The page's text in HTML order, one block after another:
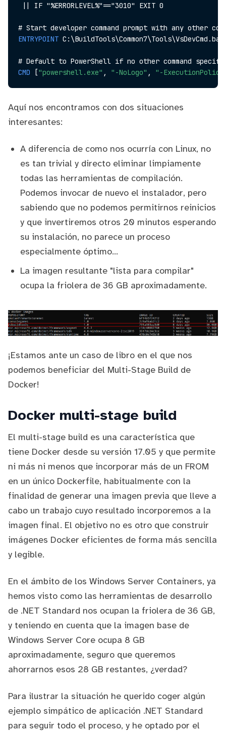
|| IF "%ERRORLEVEL%"=="3010" EXIT 0
ENTRYPOINT
CMD ["powershell.exe" , "-NoLogo" , "-
Aquí nos encontramos con dos situaciones
interesantes:
A diferencia de como nos ocurría con Linux, no
es tan trivial y directo eliminar limpiamente
todas las herramientas de compilación.
Podemos invocar de nuevo el instalador, pero
sabiendo que no podemos permitirnos reinicios
y que invertiremos otros 20 minutos esperando
su instalación, no parece un proceso
especialmente óptimo...
La imagen resultante "lista para compilar"
ocupa la friolera de 36 GB aproximadamente.
¡Estamos ante un caso de libro en el que nos
podemos beneficiar del Multi-Stage Build de
Docker!
Docker multi-stage build
El multi-stage build es una característica que
tiene Docker desde su versión 17.05 y que permite
ni más ni menos que incorporar más de un FROM
en un único Dockerfile, habitualmente con la
finalidad de generar una imagen previa que lleve a
cabo un trabajo cuyo resultado incorporemos a la
imagen final. El objetivo no es otro que construir
imágenes Docker eficientes de forma más sencilla
y legible.
En el ámbito de los Windows Server Containers, ya
hemos visto como las herramientas de desarrollo
de .NET Standard nos ocupan la friolera de 36 GB,
y teniendo en cuenta que la imagen base de
Windows Server Core ocupa 8 GB
aproximadamente, seguro que queremos
ahorrarnos esos 28 GB restantes, ¿verdad?
Para ilustrar la situación he querido coger algún
ejemplo simpático de aplicación .NET Standard
para seguir todo el proceso, y he optado por el